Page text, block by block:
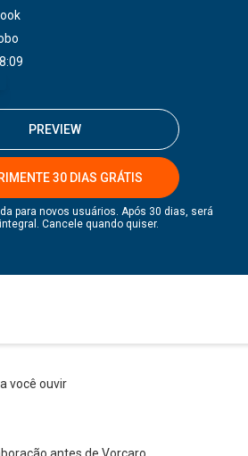
PREVIEW
30 DIAS GRÁTIS
para novos usuários. Após 30 dias, será
Cancele quando quiser.
você ouvir